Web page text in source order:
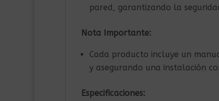
pared, garantizando la
Nota Importante:
Cada producto incluye un
y asegurando una instalación
Especificaciones: